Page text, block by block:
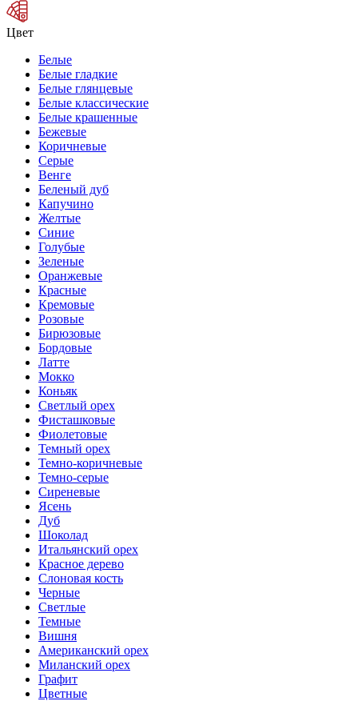
Цвет
Белые
Белые гладкие
Белые глянцевые
Белые классические
Белые крашенные
Бежевые
Коричневые
Серые
Венге
Беленый дуб
Капучино
Желтые
Синие
Голубые
Зеленые
Оранжевые
Красные
Кремовые
Розовые
Бирюзовые
Бордовые
Латте
Мокко
Коньяк
Светлый орех
Фисташковые
Фиолетовые
Темный орех
Темно-коричневые
Темно-серые
Сиреневые
Ясень
Дуб
Шоколад
Итальянский орех
Красное дерево
Слоновая кость
Черные
Светлые
Темные
Вишня
Американский орех
Миланский орех
Графит
Цветные